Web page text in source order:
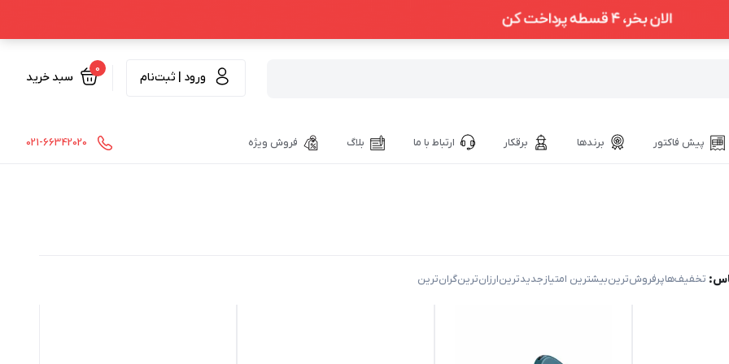
ورود | ثبت‌نام
0
سبد خرید
پیش فاکتور برندها برقکار ارتباط با ما بلاگ فروش ویژه 021-66342020
‌ تخفیف‌ها‌پرفروش‌ترین‌بیشترین امتیاز‌جدیدترین‌ارزان‌ترین‌گران‌ترین